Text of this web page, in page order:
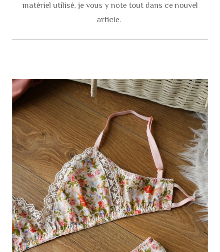
matériel utilisé, je vous y note tout dans ce nouvel
article.